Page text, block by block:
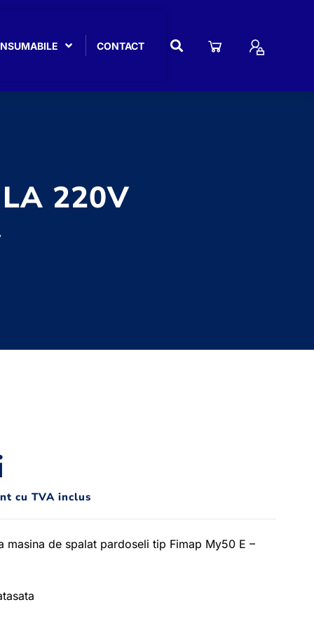
CONTACT
LA 220V
cu TVA inclus
de spalat pardoseli tip Fimap My50 E –